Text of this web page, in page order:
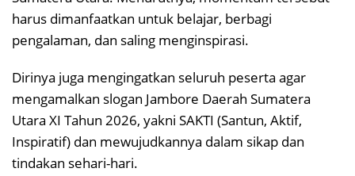
harus dimanfaatkan untuk belajar, berbagi
pengalaman, dan saling menginspirasi.
Dirinya juga mengingatkan seluruh peserta agar
mengamalkan slogan Jambore Daerah Sumatera
Utara XI Tahun 2026, yakni SAKTI (Santun, Aktif,
Inspiratif) dan mewujudkannya dalam sikap dan
tindakan sehari-hari.